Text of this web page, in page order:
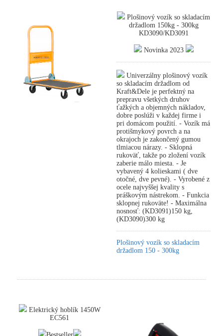
Plošinový vozík so skladacím
držadlom 150kg - 300kg
KD3090/KD3091
Novinka 2023
Univerzálny plošinový vozík
so skladacím držadlom od
Kraft&Dele je perfektný na
prepravu všetkých druhov
ťažkých a objemných nákladov,
dobre poslúži v každej firme i
pri domácom použití. - Vozík má
protišmykový povrch a na
okrajoch je zakončený gumou
tlmiacou nárazy. - Sklopná
rukoväť, takže po zložení vozík
zaberie málo miesta. - Je
vybavený 4 kolieskami ( dve
otočné, dve pevné). - Vyrobené z
ocele najvyššej kvality s
práškovým nástrekom. - Funkcia
sklopnej rukoväte! - Maximálna
nosnosť: (KD3091)150 kg,
(KD3090)300 kg
Plošinový vozík so skladacím
držadlom 150 - 300kg
Elektrický hoblík 1450W
EC561